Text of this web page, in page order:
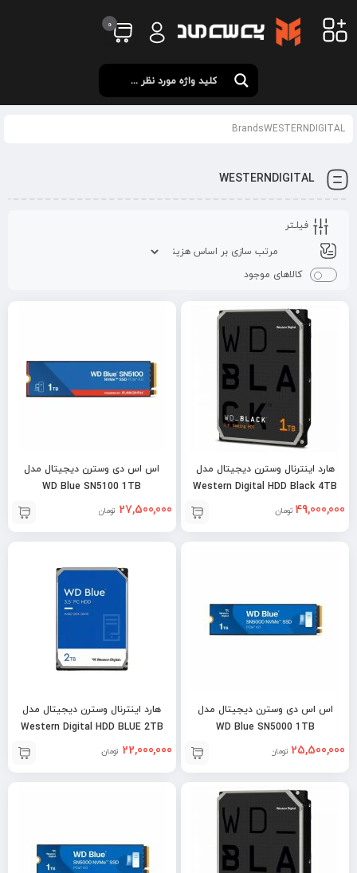
0
BrandsWESTERNDIGITAL
WESTERNDIGITAL
فیلـتر
کالاهای موجود
هارد اینترنال وسترن دیجیتال مدل
Western Digital HDD Black 4TB
49,000,000 تومان
اس اس دی وسترن دیجیتال مدل
WD Blue SN5100 1TB
27,500,000 تومان
اس اس دی وسترن دیجیتال مدل
WD Blue SN5000 1TB
25,500,000 تومان
هارد اینترنال وسترن دیجیتال مدل
Western Digital HDD BLUE 2TB
22,000,000 تومان